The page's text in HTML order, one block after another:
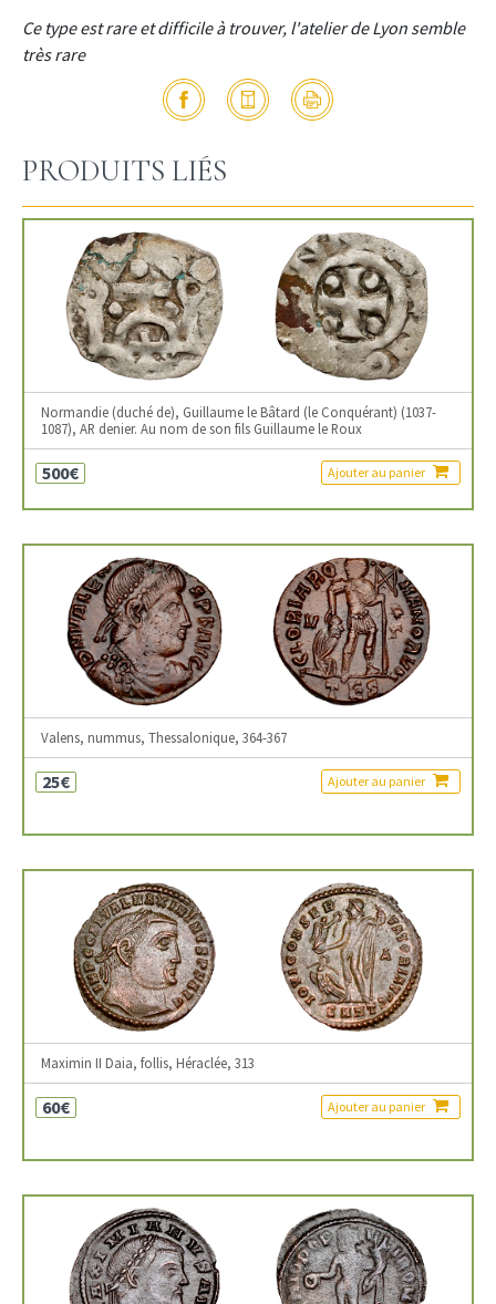
Ce type est rare et difficile à trouver, l'atelier de Lyon semble
très rare
PRODUITS LIÉS
Normandie (duché de), Guillaume le Bâtard (le Conquérant) (1037-
1087), AR denier. Au nom de son fils Guillaume le Roux
500€ Ajouter au panier
Valens, nummus, Thessalonique, 364-367
25€ Ajouter au panier
Maximin II Daia, follis, Héraclée, 313
60€ Ajouter au panier